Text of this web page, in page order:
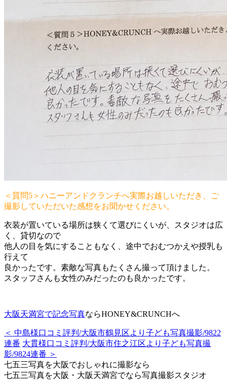
＜質問5＞ハニーアンドクランチへ実際お越しいただき、ご
撮影していただいた感想をお聞かせください。
衣装が置いている場所は狭くて選びにくいが、スタジオは広
く、貸切なので
他人の目を気にすることもなく、途中でおむつかえや授乳も
行えて
良かったです。素敵な写真もたくさん撮って頂けました。
スタッフさんも女性のみだったのも良かったです。
大阪天満宮で記念写真ならHONEY&CRUNCHへ
＜ 中島様口コミ評判/大阪市鶴見区より子ども写真撮影/9822
連番 大貫様口コミ評判/大阪市住之江区より子ども写真撮
影/9824連番 ＞
七五三写真を大阪でおしゃれに撮影なら
七五三写真を大阪・大阪天満宮でなら写真撮影スタジオ